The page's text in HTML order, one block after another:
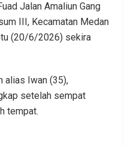
Jalan Amaliun Gang
III, Kecamatan Medan
(20/6/2026) sekira
alias Iwan (35),
setelah sempat
tempat.